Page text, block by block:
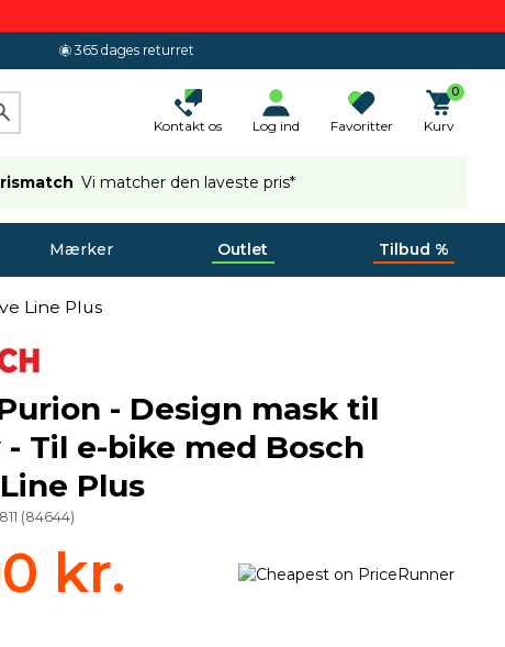
365 dages returret
Kontakt os Log ind Favoritter
0
Kurv
Vi matcher den laveste pris*
Mærker Outlet Tilbud %
Line Plus
- Design mask til
- Til e-bike med Bosch
Plus
(84644)
kr.